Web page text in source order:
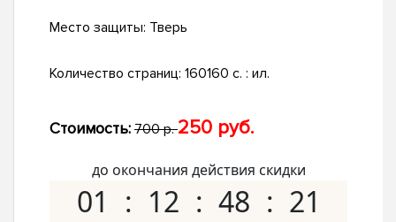
Место защиты: Тверь
Количество страниц: 160160 с. : ил.
Стоимость: 700 р.250 руб.
до окончания действия скидки
01 12 48 20